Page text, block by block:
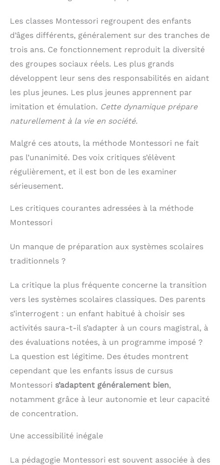
Les classes Montessori regroupent des enfants
d’âges différents, généralement sur des tranches de
trois ans. Ce fonctionnement reproduit la diversité
des groupes sociaux réels. Les plus grands
développent leur sens des responsabilités en aidant
les plus jeunes. Les plus jeunes apprennent par
imitation et émulation. Cette dynamique prépare
naturellement à la vie en société.
Malgré ces atouts, la méthode Montessori ne fait
pas l’unanimité. Des voix critiques s’élèvent
régulièrement, et il est bon de les examiner
sérieusement.
Les critiques courantes adressées à la méthode
Montessori
Un manque de préparation aux systèmes scolaires
traditionnels ?
La critique la plus fréquente concerne la transition
vers les systèmes scolaires classiques. Des parents
s’interrogent : un enfant habitué à choisir ses
activités saura-t-il s’adapter à un cours magistral, à
des évaluations notées, à un programme imposé ?
La question est légitime. Des études montrent
cependant que les enfants issus de cursus
Montessori s’adaptent généralement bien,
notamment grâce à leur autonomie et leur capacité
de concentration.
Une accessibilité inégale
La pédagogie Montessori est souvent associée à des